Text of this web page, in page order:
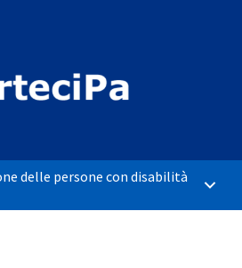
delle persone con disabilità
Main